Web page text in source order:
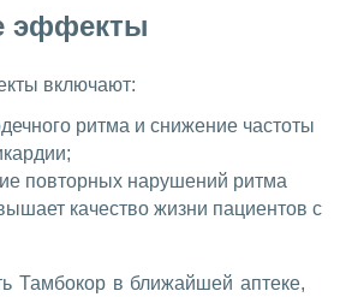
эффекты
включают:
ритма и снижение частоты
повторных нарушений ритма
качество жизни пациентов с
Тамбокор в ближайшей аптеке,